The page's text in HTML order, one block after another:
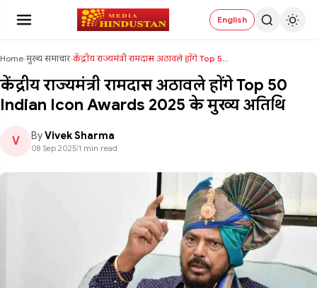
English
Home›मुख्य समाचार› केंद्रीय राज्यमंत्री रामदास अठावले होंगे Top 50 In...
केंद्रीय राज्यमंत्री रामदास अठावले होंगे Top 50
Indian Icon Awards 2025 के मुख्य अतिथि
V ByVivek Sharma
08 Sep 2025 1 min read